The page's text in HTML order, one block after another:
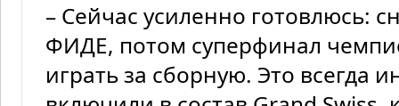
– Сейчас усиленно готовлюсь:
ФИДЕ, потом суперфинал
играть за сборную. Это всегда